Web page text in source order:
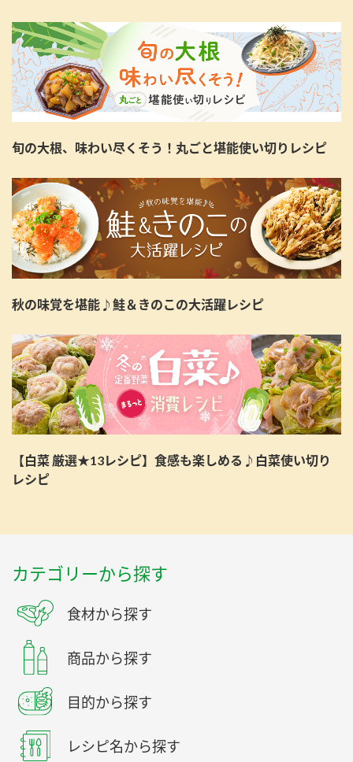
旬の大根、味わい尽くそう！丸ごと堪能使い切りレシピ
秋の味覚を堪能♪鮭＆きのこの大活躍レシピ
【白菜 厳選★13レシピ】食感も楽しめる♪白菜使い切り
レシピ
カテゴリーから探す
食材から探す
商品から探す
目的から探す
レシピ名から探す